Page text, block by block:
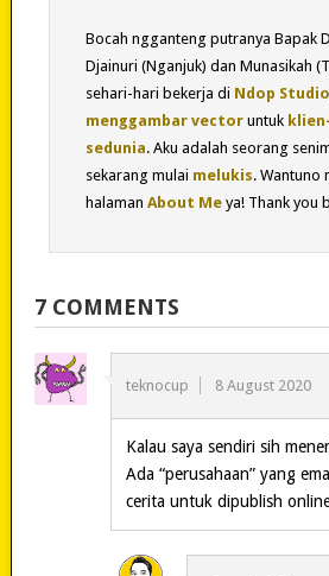
Bocah ngganteng putranya Bapak
Djainuri (Nganjuk) dan Munasikah
sehari-hari bekerja di Ndop Studio
menggambar vectoruntuk
sedunia. Aku adalah seorang
sekarang mulai melukis. Wantuno
halaman About Meya! Thank you
7 COMMENTS
teknocup 8 August 2020
Kalau saya sendiri sih
Ada “perusahaan” yang
cerita untuk dipublish